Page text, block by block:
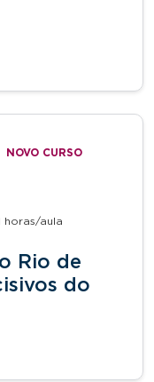
NOVO CURSO
horas/aula
Rio de
do